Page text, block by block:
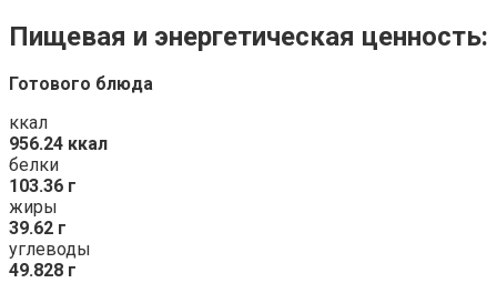
Пищевая и энергетическая ценность:
Готового блюда
ккал
956.24 ккал
белки
103.36 г
жиры
39.62 г
углеводы
49.828 г